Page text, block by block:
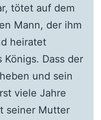
tötet auf dem
Mann, der ihm
heiratet
Dass der
und sein
viele Jahre
seiner Mutter